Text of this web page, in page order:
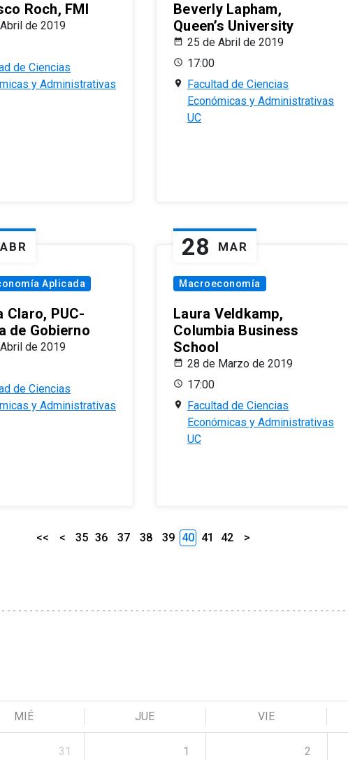
Roch, FMI
de 2019
de Ciencias
y Administrativas
Beverly Lapham,
Queen’s University
25 de Abril de 2019
17:00
Facultad de Ciencias
Económicas y Administrativas
UC
ABR
Aplicada
Claro, PUC-
de Gobierno
de 2019
de Ciencias
y Administrativas
28 MAR
Macroeconomía
Laura Veldkamp,
Columbia Business
School
28 de Marzo de 2019
17:00
Facultad de Ciencias
Económicas y Administrativas
UC
<< < 35 36 37 38 39 40 41 42 >
MIÉ JUE VIE
31 1 2